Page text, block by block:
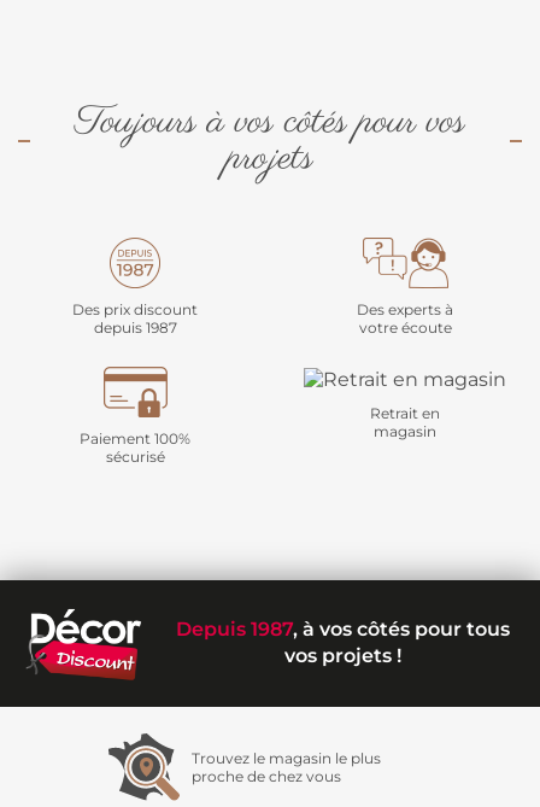
Toujours à vos côtés pour vos
projets
Des prix discount
depuis 1987
Des experts à
votre écoute
Paiement 100%
sécurisé
Retrait en
magasin
Depuis 1987, à vos côtés pour tous
vos projets !
Trouvez le magasin le plus
proche de chez vous